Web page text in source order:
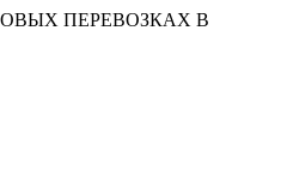
ПЕРЕВОЗКАХ В